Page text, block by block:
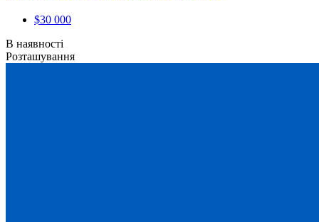
$30 000
В наявності
Розташування